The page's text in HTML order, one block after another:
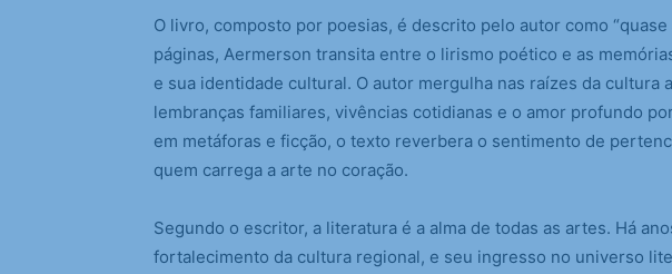
O livro, composto por poesias, é descrito pelo autor como “quase
páginas, Aermerson transita entre o lirismo poético e as
e sua identidade cultural. O autor mergulha nas raízes da cultura
lembranças familiares, vivências cotidianas e o amor profundo
em metáforas e ficção, o texto reverbera o sentimento de
quem carrega a arte no coração.
Segundo o escritor, a literatura é a alma de todas as artes. Há
fortalecimento da cultura regional, e seu ingresso no universo